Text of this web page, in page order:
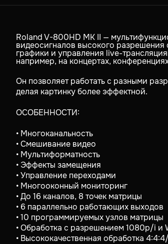
Roland V-800HD MK II —
видеосигналов высокого
графики и управления live-
например, на концертах,
Он позволяет работать с разными
делая картинку более эффектной.
ОСОБЕННОСТИ:
• Многоканальность
• Смешивание видео
• Мультиформатность
• Эффекты замещения
• Управление переходами
• Многооконный мониторинг
• До 16 каналов, 8 точек матрицы
• 6 параллельно работающих выходов
• 10 программируемых узлов матрицы
• Обработка с разрешением 1080p/i и
• Высококачественная обработка